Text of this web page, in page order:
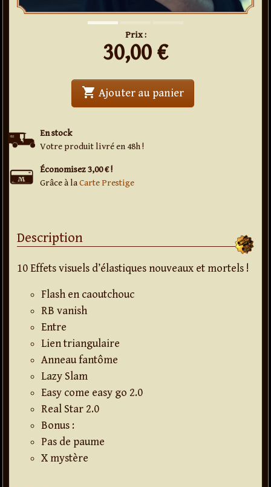
Prix :
30,00 €
En stock
Votre produit livré en 48h !
Économisez 3,00 € !
Grâce à laCarte Prestige
shopping_cart Ajouter au panier' . Band on Fire 3 .
Description
10 Effets visuels d’élastiques nouveaux et mortels !
Flash en caoutchouc
RB vanish
Entre
Lien triangulaire
Anneau fantôme
Lazy Slam
Easy come easy go 2.0
Real Star 2.0
Bonus :
Pas de paume
X mystère